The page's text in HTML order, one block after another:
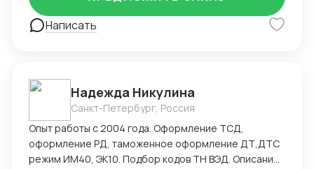
Написать
Надежда Никулина
Санкт-Петербург, Россия
Опыт работы с 2004 года. Оформление ТСД,
оформление РД, таможенное оформление ДТ,ДТС
режим ИМ40, ЭК10. Подбор кодов ТН ВЭД. Описание